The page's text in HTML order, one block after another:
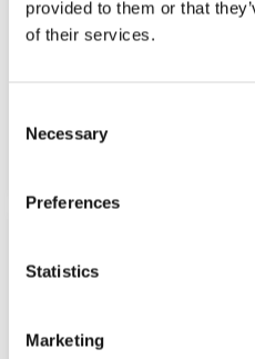
provided to them or that
of their services.
Selection
Necessary
Preferences
Statistics
Marketing
5,99